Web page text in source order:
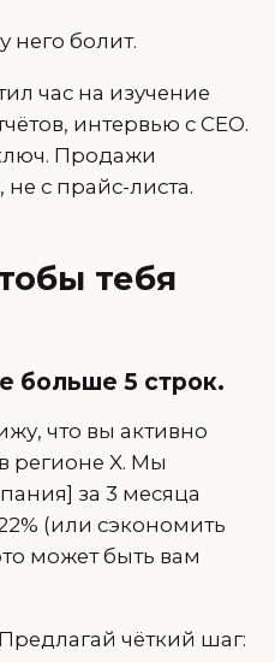
него болит.
час на изучение
интервью с CEO.
Продажи
с прайс-листа.
тебя
больше 5 строк.
что вы активно
регионе X. Мы
за 3 месяца
(или сэкономить
может быть вам
Предлагай чёткий шаг: